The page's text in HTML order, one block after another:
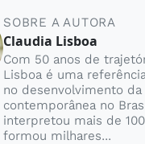
SOBRE A AUTORA
Claudia Lisboa
Com 50 anos de
Lisboa é uma
no desenvolvimento da
contemporânea no
interpretou mais de
formou milhares...